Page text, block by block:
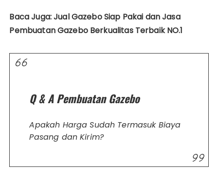
Baca Juga: Jual Gazebo Siap Pakai dan Jasa
Pembuatan Gazebo Berkualitas Terbaik NO.1
Q & A Pembuatan Gazebo
Apakah Harga Sudah Termasuk Biaya
Pasang dan Kirim?